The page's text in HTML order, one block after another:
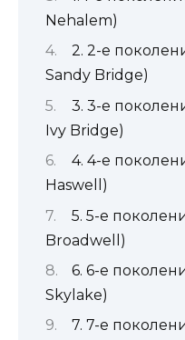
Nehalem)
2. 2-е
Sandy Bridge)
3. 3-е
Ivy Bridge)
4. 4-е
Haswell)
5. 5-е
Broadwell)
6. 6-е
Skylake)
7. 7-е